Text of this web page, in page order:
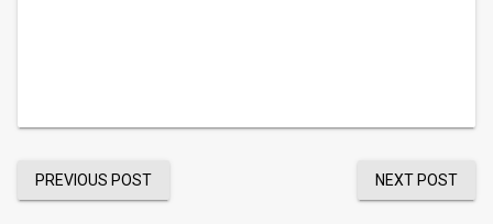
PREVIOUS POST NEXT POST